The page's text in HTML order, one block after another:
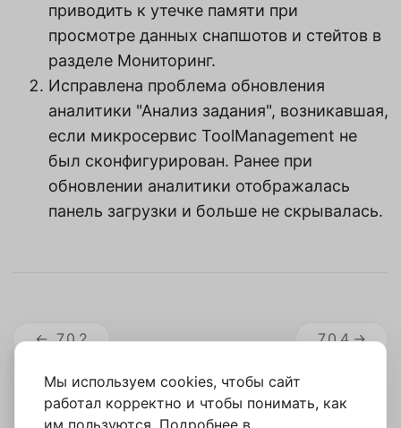
Мы используем cookies, чтобы сайт
работал корректно и чтобы понимать, как
им пользуются. Подробнее в
приводить к утечке памяти при
просмотре данных снапшотов и стейтов в
разделе Мониторинг.
Исправлена проблема обновления
аналитики "Анализ задания", возникавшая,
если микросервис ToolManagement не
был сконфигурирован. Ранее при
обновлении аналитики отображалась
панель загрузки и больше не скрывалась.
7.0.2 7.0.4